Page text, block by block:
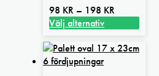
98 KR – 198 KR
198 kr
Välj alternativ
här
produkten